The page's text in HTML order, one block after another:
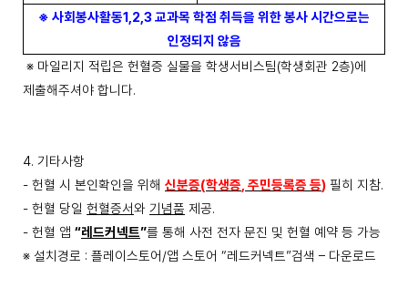
※ 사회봉사활동1,2,3교과목 학점 취득을 위한 봉사 시간으로는
인정되지 않음
※ 마일리지 적립은 헌혈증 실물을 학생서비스팀(학생회관 2층)에
제출해주셔야 합니다.
4. 기타사항
- 헌혈 시 본인확인을 위해 신분증(학생증, 주민등록증 등) 필히 지참.
- 헌혈 당일 헌혈증서와 기념품 제공.
- 헌혈 앱 “레드커넥트”를 통해 사전 전자 문진 및 헌혈 예약 등 가능
※ 설치경로 : 플레이스토어/앱 스토어 “레드커넥트”검색– 다운로드